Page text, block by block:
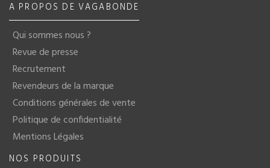
A PROPOS DE VAGABONDE
Qui sommes nous ?
Revue de presse
Recrutement
Revendeurs de la marque
Conditions générales de vente
Politique de confidentialité
Mentions Légales
NOS PRODUITS